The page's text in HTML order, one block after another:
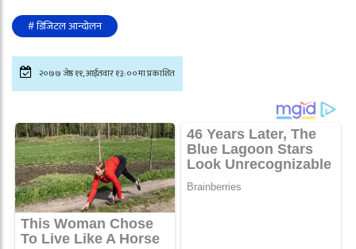
# डिजिटल आन्दोलन
२०७७ जेष्ठ ११, आईतवार १३:००मा प्रकाशित